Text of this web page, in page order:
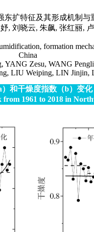
东扩特征及其形成机制与
, 刘晓云, 朱飙, 张红丽,
formation
China
YANG Zesu, WANG
LIU Weiping, LIN
和干燥度指数（b）变化
1961 to 2018 in